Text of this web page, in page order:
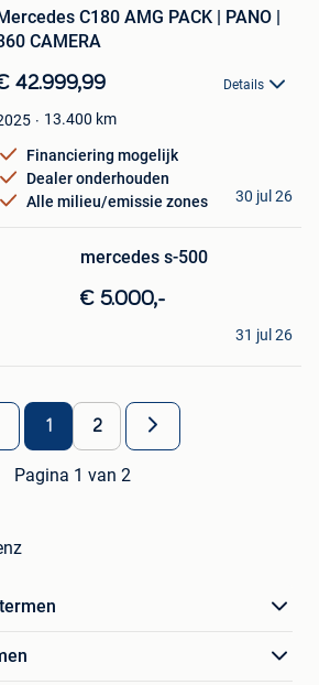
Mercedes C180 AMG PACK | PANO |
CAMERA
42.999,99 Details
13.400 km
Financiering mogelijk
Dealer onderhouden
Alle milieu/emissie zones
30 jul 26
mercedes s-500
€ 5.000,-
31 jul 26
1 2
Pagina 1 van 2